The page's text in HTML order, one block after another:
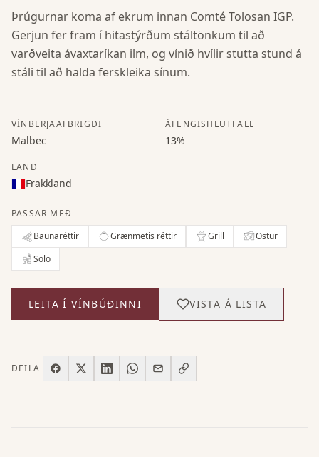
Þrúgurnar koma af ekrum innan Comté Tolosan IGP.
Gerjun fer fram í hitastýrðum stáltönkum til að
varðveita ávaxtaríkan ilm, og vínið hvílir stutta stund á
stáli til að halda ferskleika sínum.
VÍNBERJAAFBRIGÐI
Malbec
ÁFENGISHLUTFALL
13%
LAND
Frakkland
PASSAR MEÐ
Baunaréttir
Grænmetis réttir Grill
Ostur
Solo
LEITA Í VÍNBÚÐINNI VISTA Á LISTA
DEILA